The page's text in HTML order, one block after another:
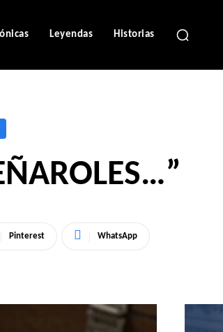
Leyendas Historias
Pinterest WhatsApp